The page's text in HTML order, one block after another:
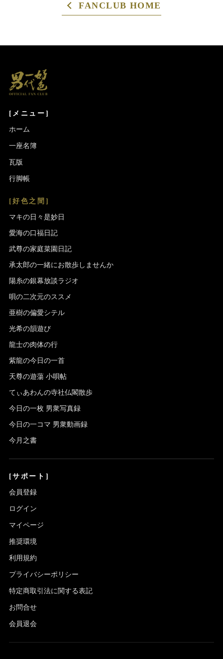
FANCLUB HOME
[メニュー]
ホーム
一座名簿
瓦版
行脚帳
[好色之間]
マキの日々是妙日
愛海の口福日記
武尊の家庭菜園日記
承太郎の一緒にお散歩しませんか
陽糸の銀幕放談ラジオ
唄の二次元のススメ
亜樹の偏愛シテル
光希の韻遊び
龍士の肉体の行
紫龍の今日の一首
天尊の遊蕩 小唄帖
てぃあわんの寺社仏閣散歩
今日の一枚 男衆写真録
今日の一コマ 男衆動画録
今月之書
[サポート]
会員登録
ログイン
マイページ
推奨環境
利用規約
プライバシーポリシー
特定商取引法に関する表記
お問合せ
会員退会